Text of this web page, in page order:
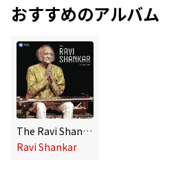
おすすめのアルバム
The Ravi Shankar Collection
Ravi Shankar